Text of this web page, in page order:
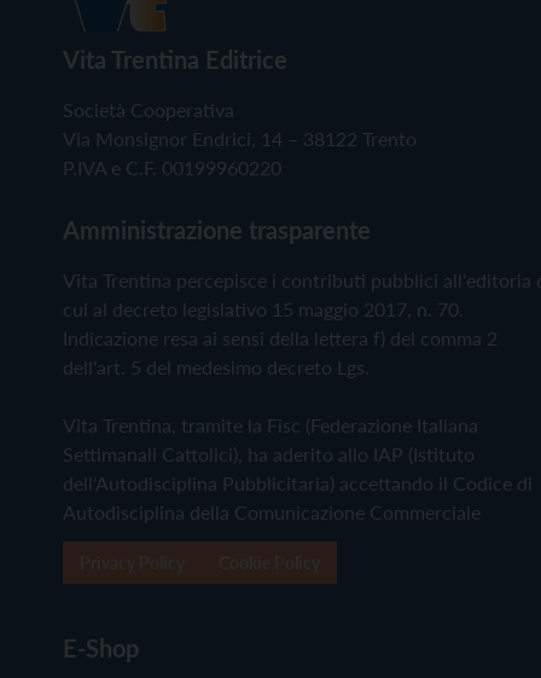
Vita Trentina Editrice
Società Cooperativa
Via Monsignor Endrici, 14 – 38122 Trento
P.IVA e C.F. 00199960220
Amministrazione trasparente
Vita Trentina percepisce i contributi pubblici all'editoria
cui al decreto legislativo 15 maggio 2017, n. 70.
Indicazione resa ai sensi della lettera f) del comma 2
dell'art. 5 del medesimo decreto Lgs.
Vita Trentina, tramite la Fisc (Federazione Italiana
Settimanali Cattolici), ha aderito allo IAP (Istituto
dell'Autodisciplina Pubblicitaria) accettando il Codice di
Autodisciplina della Comunicazione Commerciale
E-Shop